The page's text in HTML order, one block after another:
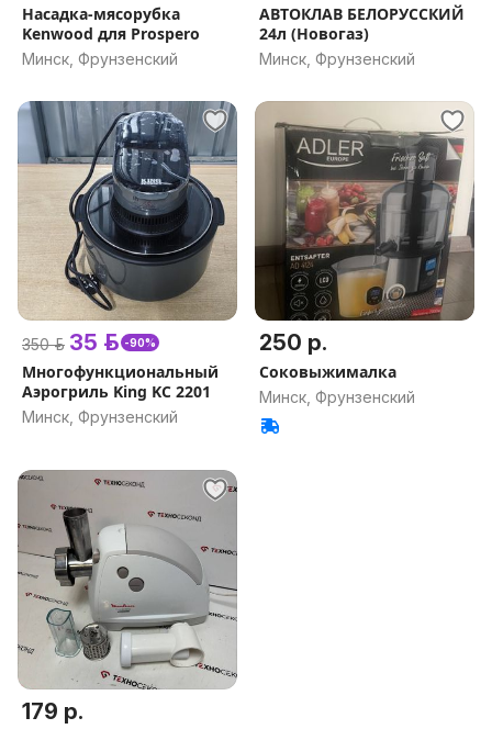
Насадка-мясорубка
Kenwood для Prospero
Минск, Фрунзенский
АВТОКЛАВ БЕЛОРУССКИЙ
24л (Новогаз)
Минск, Фрунзенский
350 р. 35 р. -90%
Многофункциональный
Аэрогриль King KC 2201
Минск, Фрунзенский
250 р.
Соковыжималка
Минск, Фрунзенский
179 р.